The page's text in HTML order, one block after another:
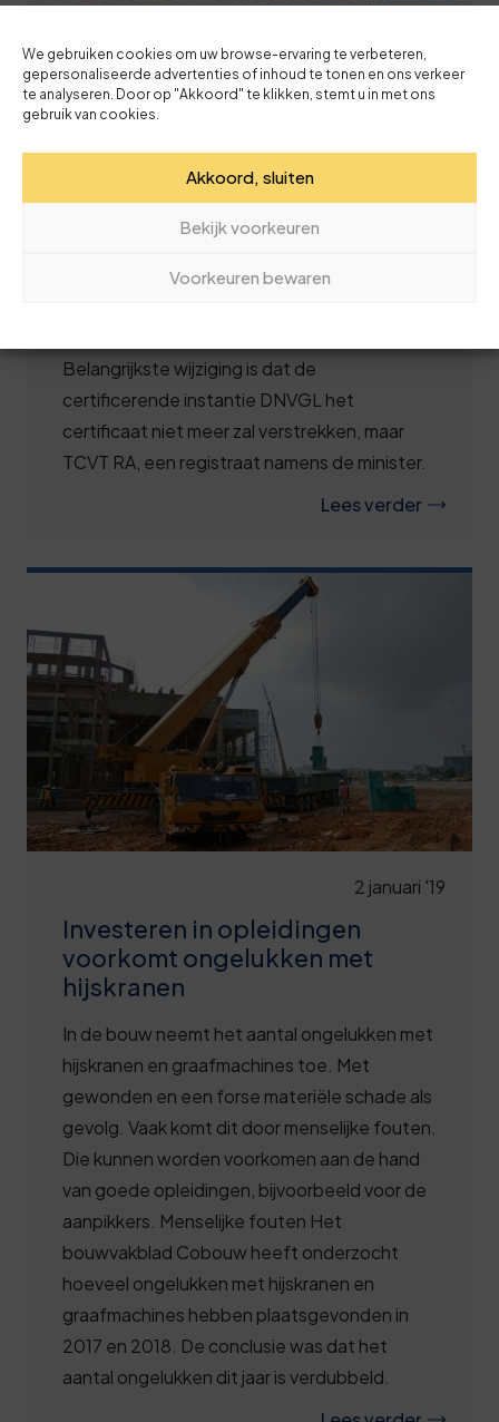
We gebruiken cookies om uw browse-ervaring te verbeteren,
gepersonaliseerde advertenties of inhoud te tonen en ons verkeer
te analyseren. Door op "Akkoord" te klikken, stemt u in met ons
gebruik van cookies.
Akkoord, sluiten
Bekijk voorkeuren
Voorkeuren bewaren
Nieuws voor TCVT
Certificaathouders
TCVT gaat per 1 juli 2019 TCVT-machinisten
registreren in plaats van certificeren. Per die
systeem van persoonscertificering door een
systeem van persoonsregistratie. Inhoudelijk
Belangrijkste wijziging is dat de
certificerende instantie DNVGL het
certificaat niet meer zal verstrekken, maar
TCVT RA, een registraat namens de minister.
Lees verder
2 januari '19
Investeren in opleidingen
voorkomt ongelukken met
hijskranen
In de bouw neemt het aantal ongelukken met
hijskranen en graafmachines toe. Met
gewonden en een forse materiële schade als
gevolg. Vaak komt dit door menselijke fouten.
Die kunnen worden voorkomen aan de hand
van goede opleidingen, bijvoorbeeld voor de
aanpikkers. Menselijke fouten Het
bouwvakblad Cobouw heeft onderzocht
hoeveel ongelukken met hijskranen en
graafmachines hebben plaatsgevonden in
2017 en 2018. De conclusie was dat het
aantal ongelukken dit jaar is verdubbeld.